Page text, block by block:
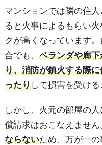
マンションでは隣の住
ると火事によるもらい
クが高くなっています
合でも、 ベランダや廊
り、消防が鎮火する際
ったりして損害を受ける
しかし、火元の部屋の
償請求はおこなえません
ならないため、万が一